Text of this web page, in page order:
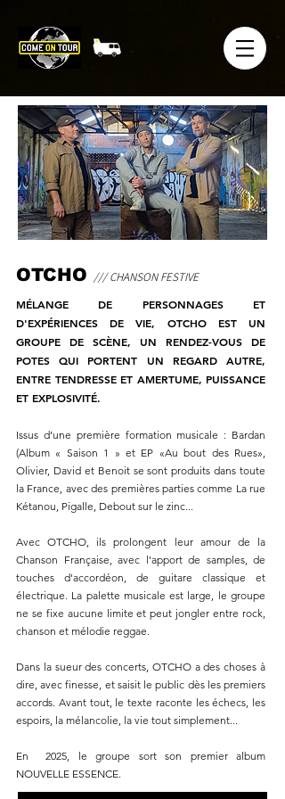
OTCHO /// CHANSON FESTIVE
MÉLANGE DE PERSONNAGES ET
D'EXPÉRIENCES DE VIE, OTCHO EST UN
GROUPE DE SCÈNE, UN RENDEZ-VOUS DE
POTES QUI PORTENT UN REGARD AUTRE,
ENTRE TENDRESSE ET AMERTUME, PUISSANCE
ET EXPLOSIVITÉ.
Issus d’une première formation musicale : Bardan
(Album « Saison 1 » et EP «Au bout des Rues»,
Olivier, David et Benoit se sont produits dans toute
la France, avec des premières parties comme La rue
Kétanou, Pigalle, Debout sur le zinc...
Avec OTCHO, ils prolongent leur amour de la
Chanson Française, avec l'apport de samples, de
touches d'accordéon, de guitare classique et
électrique. La palette musicale est large, le groupe
ne se fixe aucune limite et peut jongler entre rock,
chanson et mélodie reggae.
Dans la sueur des concerts, OTCHO a des choses à
dire, avec finesse, et saisit le public dès les premiers
accords. Avant tout, le texte raconte les échecs, les
espoirs, la mélancolie, la vie tout simplement...
En 2025, le groupe sort son premier album
NOUVELLE ESSENCE.